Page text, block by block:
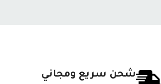
شحن سريع ومجاني